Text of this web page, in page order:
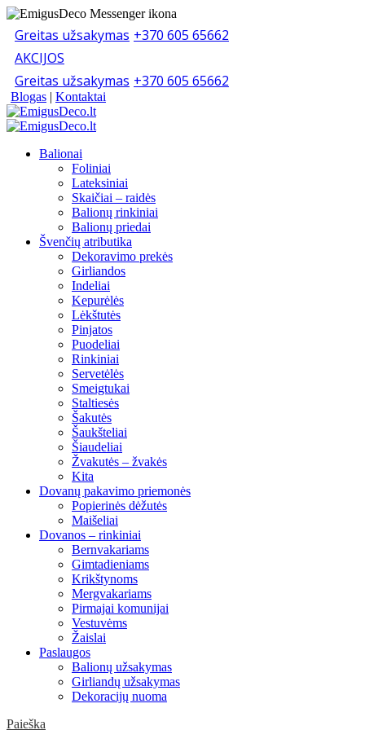
Greitas užsakymas +370 605 65662
AKCIJOS
Greitas užsakymas +370 605 65662
Blogas | Kontaktai
Balionai
Foliniai
Lateksiniai
Skaičiai – raidės
Balionų rinkiniai
Balionų priedai
Švenčių atributika
Dekoravimo prekės
Girliandos
Indeliai
Kepurėlės
Lėkštutės
Pinjatos
Puodeliai
Rinkiniai
Servetėlės
Smeigtukai
Staltiesės
Šakutės
Šaukšteliai
Šiaudeliai
Žvakutės – žvakės
Kita
Dovanų pakavimo priemonės
Popierinės dėžutės
Maišeliai
Dovanos – rinkiniai
Bernvakariams
Gimtadieniams
Krikštynoms
Mergvakariams
Pirmajai komunijai
Vestuvėms
Žaislai
Paslaugos
Balionų užsakymas
Girliandų užsakymas
Dekoracijų nuoma
Paieška